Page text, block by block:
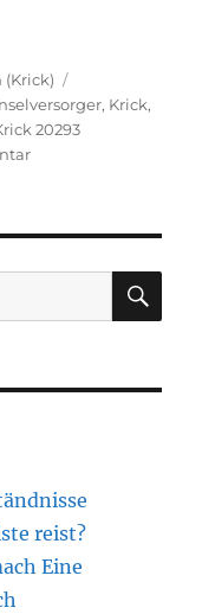
, Krick,
20293
zu
Leisten
reist?
Eine